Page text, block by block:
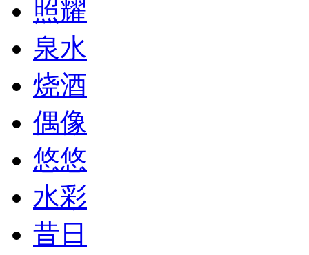
照耀
泉水
烧酒
偶像
悠悠
水彩
昔日